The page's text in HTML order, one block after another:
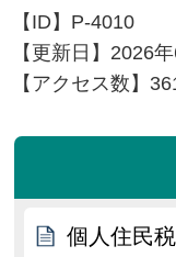
【ID】 P-4010
【更新日】 2026
【アクセス数】
個人住民